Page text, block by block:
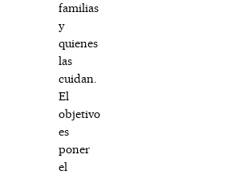
familias
y
quienes
las
cuidan.
El
objetivo
es
poner
el